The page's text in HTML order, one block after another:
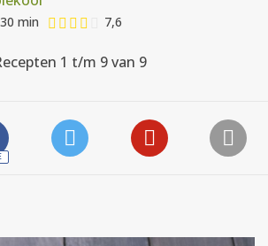
min 7,6
1 t/m 9 van 9